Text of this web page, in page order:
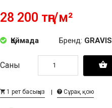
28 200 тңг/м²
Қоймада Бренд: GRAVIS
Саны
1 рет басыңыз Сұрақ қою